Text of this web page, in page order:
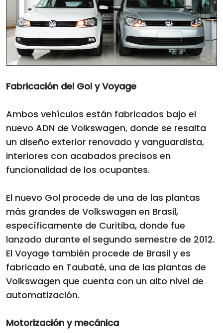
Fabricación del Gol y Voyage
Ambos vehículos están fabricados bajo el
nuevo ADN de Volkswagen, donde se resalta
un diseño exterior renovado y vanguardista,
interiores con acabados precisos en
funcionalidad de los ocupantes.
El nuevo Gol procede de una de las plantas
más grandes de Volkswagen en Brasil,
específicamente de Curitiba, donde fue
lanzado durante el segundo semestre de 2012.
El Voyage también procede de Brasil y es
fabricado en Taubaté, una de las plantas de
Volkswagen que cuenta con un alto nivel de
automatización.
Motorización y mecánica